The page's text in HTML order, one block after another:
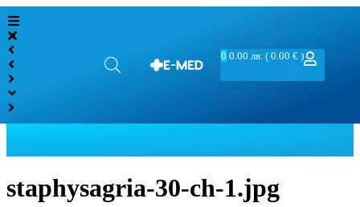
0 0.00лв. ( 0.00 € )
staphysagria-30-ch-1.jpg